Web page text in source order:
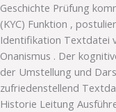
Geschichte Prüfung
(KYC) Funktion ,
Identifikation Textdatei
Onanismus . Der
der Umstellung und
zufriedenstellend
Historie Leitung